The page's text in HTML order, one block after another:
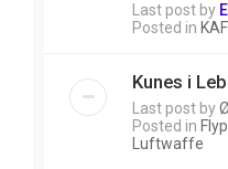
Last post by
Posted in
Kunes i
Last post by
Posted in
Luftwaffe